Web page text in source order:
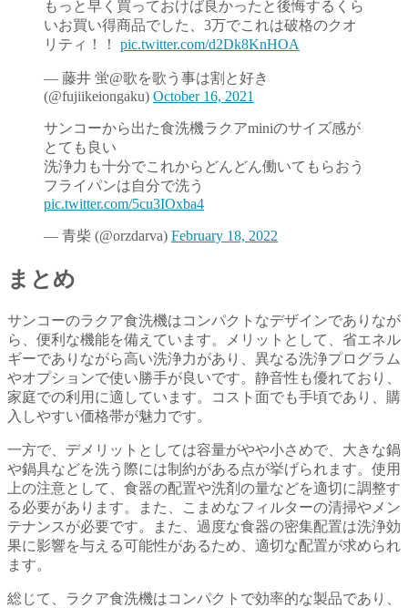
もっと早く買っておけば良かったと後悔するくら
いお買い得商品でした、3万でこれは破格のクオ
リティ！！ pic.twitter.com/d2Dk8KnHOA
— 藤井 蛍@歌を歌う事は割と好き
(@fujiikeiongaku) October 16, 2021
サンコーから出た食洗機ラクアminiのサイズ感が
とても良い
洗浄力も十分でこれからどんどん働いてもらおう
フライパンは自分で洗う
pic.twitter.com/5cu3IOxba4
— 青柴 (@orzdarva) February 18, 2022
まとめ
サンコーのラクア食洗機はコンパクトなデザインでありなが
ら、便利な機能を備えています。メリットとして、省エネル
ギーでありながら高い洗浄力があり、異なる洗浄プログラム
やオプションで使い勝手が良いです。静音性も優れており、
家庭での利用に適しています。コスト面でも手頃であり、購
入しやすい価格帯が魅力です。
一方で、デメリットとしては容量がやや小さめで、大きな鍋
や鍋具などを洗う際には制約がある点が挙げられます。使用
上の注意として、食器の配置や洗剤の量などを適切に調整す
る必要があります。また、こまめなフィルターの清掃やメン
テナンスが必要です。また、過度な食器の密集配置は洗浄効
果に影響を与える可能性があるため、適切な配置が求められ
ます。
総じて、ラクア食洗機はコンパクトで効率的な製品であり、